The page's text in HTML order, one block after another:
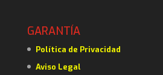
GARANTÍA
Política de Privacidad
Aviso Legal